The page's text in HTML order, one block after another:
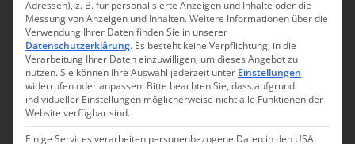
Zurück
Praktische
Adressen), z. B. für personalisierte Anzeigen und Inhalte oder die
Messung von Anzeigen und Inhalten.Weitere Informationen über die
Verwendung Ihrer Daten finden Sie in unserer
Datenschutzerklärung. Es besteht keine Verpflichtung, in die
Verarbeitung Ihrer Daten einzuwilligen, um dieses Angebot zu
nutzen.Sie können Ihre Auswahl jederzeit unter Einstellungen
widerrufen oder anpassen. Bitte beachten Sie, dass aufgrund
individueller Einstellungen möglicherweise nicht alle Funktionen der
Website verfügbar sind.
Einige Services verarbeiten personenbezogene Daten in den USA.